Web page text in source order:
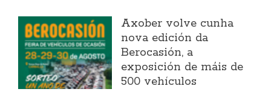
Axober volve cunha
nova edición da
Berocasión, a
exposición de máis de
500 vehículos